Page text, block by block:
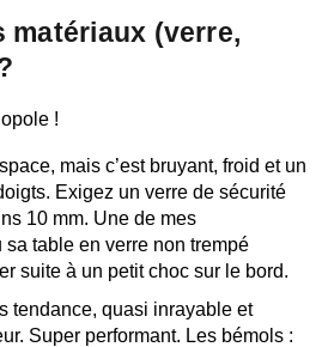
matériaux (verre,
!
mais c’est bruyant, froid et un
Exigez un verre de sécurité
10 mm. Une de mes
table en verre non trempé
suite à un petit choc sur le bord.
tendance, quasi inrayable et
Super performant. Les bémols :